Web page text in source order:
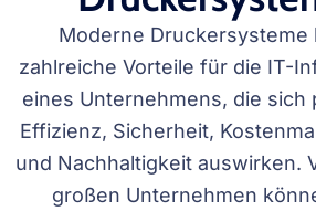
Moderne Druckersysteme
zahlreiche Vorteile für die IT-
eines Unternehmens, die sich
Effizienz, Sicherheit,
und Nachhaltigkeit auswirken.
großen Unternehmen